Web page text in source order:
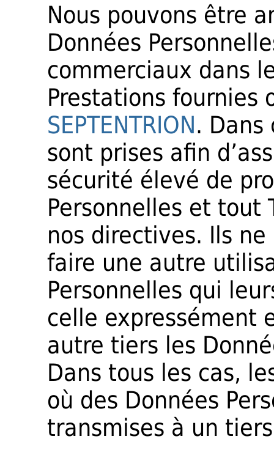
Nous pouvons être
Données
commerciaux dans
Prestations fournies
SEPTENTRION. Dans
sont prises afin
sécurité élevé de
Personnelles et tout
nos directives. Ils
faire une autre
Personnelles qui
celle expressément
autre tiers les
Dans tous les cas,
où des Données
transmises à un